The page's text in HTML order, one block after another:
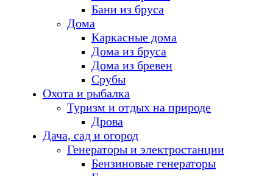
Бани из бруса
Дома
Каркасные дома
Дома из бруса
Дома из бревен
Срубы
Охота и рыбалка
Туризм и отдых на природе
Дрова
Дача, сад и огород
Генераторы и электростанции
Бензиновые генераторы